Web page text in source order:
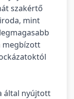
szakértő
mint
megbízott
által nyújtott